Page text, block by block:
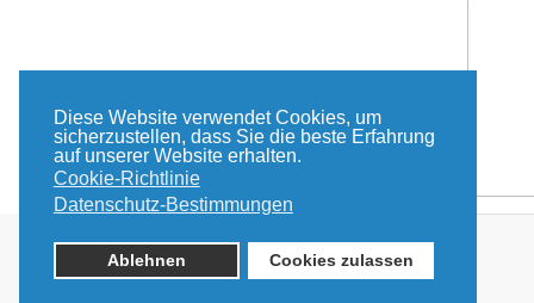
Diese Website verwendet Cookies, um
sicherzustellen, dass Sie die beste Erfahrung
auf unserer Website erhalten.
Cookie-Richtlinie
Datenschutz-Bestimmungen
Ablehnen Cookies zulassen
© 2026 TRANSMETRA GmbH